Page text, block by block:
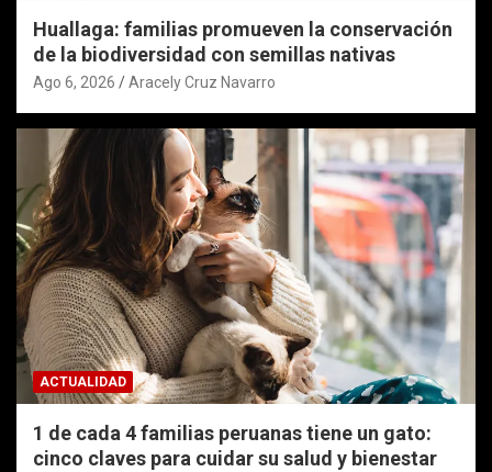
Huallaga: familias promueven la conservación
de la biodiversidad con semillas nativas
Ago 6, 2026 Aracely Cruz Navarro
ACTUALIDAD
1 de cada 4 familias peruanas tiene un gato:
cinco claves para cuidar su salud y bienestar